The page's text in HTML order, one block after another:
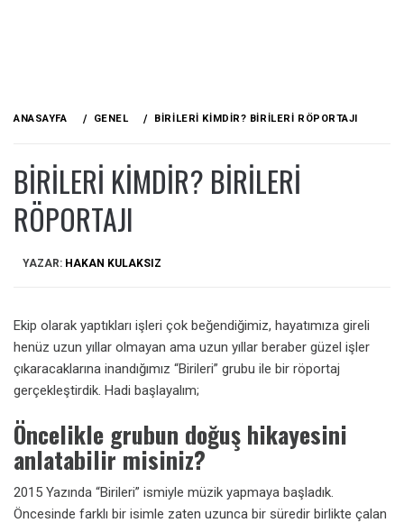
ANASAYFA GENEL BİRİLERİ KIMDIR? BİRİLERİ RÖPORTAJI
BİRİLERİ KIMDIR? BİRİLERİ
RÖPORTAJI
YAZAR: HAKAN KULAKSIZ
Ekip olarak yaptıkları işleri çok beğendiğimiz, hayatımıza gireli
henüz uzun yıllar olmayan ama uzun yıllar beraber güzel işler
çıkaracaklarına inandığımız “Birileri” grubu ile bir röportaj
gerçekleştirdik. Hadi başlayalım;
Öncelikle grubun doğuş hikayesini
anlatabilir misiniz?
2015 Yazında “Birileri” ismiyle müzik yapmaya başladık.
Öncesinde farklı bir isimle zaten uzunca bir süredir birlikte çalan